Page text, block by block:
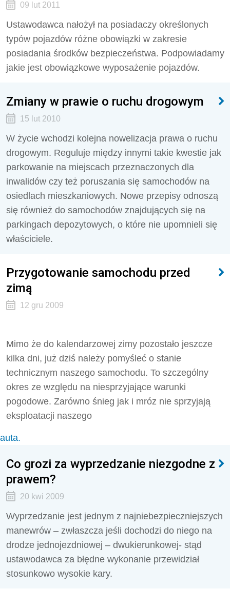
09 lut 2011
Ustawodawca nałożył na posiadaczy określonych
typów pojazdów różne obowiązki w zakresie
posiadania środków bezpieczeństwa. Podpowiadamy
jakie jest obowiązkowe wyposażenie pojazdów.
Zmiany w prawie o ruchu drogowym
15 lut 2010
W życie wchodzi kolejna nowelizacja prawa o ruchu
drogowym. Reguluje między innymi takie kwestie jak
parkowanie na miejscach przeznaczonych dla
inwalidów czy też poruszania się samochodów na
osiedlach mieszkaniowych. Nowe przepisy odnoszą
się również do samochodów znajdujących się na
parkingach depozytowych, o które nie upomnieli się
właściciele.
Przygotowanie samochodu przed
zimą
12 gru 2009
Mimo że do kalendarzowej zimy pozostało jeszcze
kilka dni, już dziś należy pomyśleć o stanie
technicznym naszego samochodu. To szczególny
okres ze względu na niesprzyjające warunki
pogodowe. Zarówno śnieg jak i mróz nie sprzyjają
eksploatacji naszego
auta.
Co grozi za wyprzedzanie niezgodne z
prawem?
20 kwi 2009
Wyprzedzanie jest jednym z najniebezpieczniejszych
manewrów – zwłaszcza jeśli dochodzi do niego na
drodze jednojezdniowej – dwukierunkowej- stąd
ustawodawca za błędne wykonanie przewidział
stosunkowo wysokie kary.